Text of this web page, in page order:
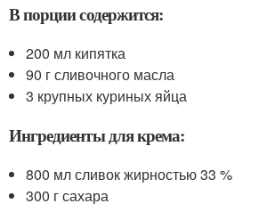
В порции содержится:
200 мл кипятка
90 г сливочного масла
3 крупных куриных яйца
Ингредиенты для крема:
800 мл сливок жирностью 33 %
300 г сахара